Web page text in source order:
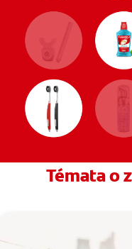
Témata o